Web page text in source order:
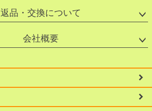
返品・交換について
会社概要